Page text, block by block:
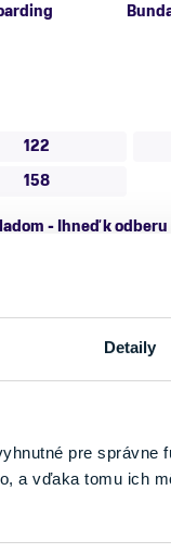
Detaily
pre správne
a vďaka tomu ich
122
158
- Ihneď k odberu